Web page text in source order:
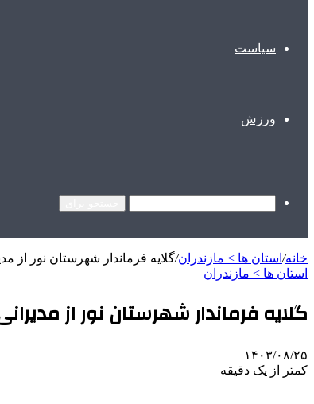
سیاست
ورزش
خانه/ استان ها > مازندران/گلایه فرماندار شهرستان نور از
استان ها > مازندران
گلایه فرماندار شهرستان نور از
۱۴۰۳/۰۸/۲۵
کمتر از یک دقیقه